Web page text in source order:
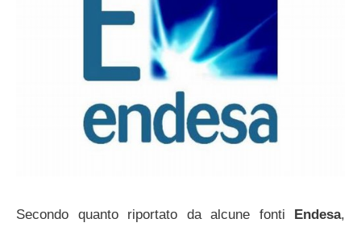
Secondo quanto riportato da alcune fonti Endesa,